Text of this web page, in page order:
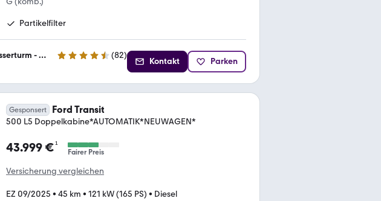
Partikelfilter
PS-UNION GmbH Filiale am Wasserturm - MG - Ford 4.7 Sterne (82)
Kontakt Parken
Gesponsert Ford Transit
500 L5 Doppelkabine*AUTOMATIK*NEUWAGEN*
43.999 €¹
Fairer Preis
Versicherung vergleichen
EZ 09/2025 • 45 km • 121 kW (165 PS) • Diesel